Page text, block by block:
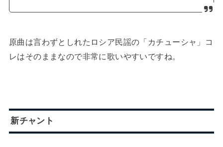
原曲は言わずとしれたロシア民謡の「カチューシャ」コ
レはそのままなので非常に歌いやすいですね。
新チャント